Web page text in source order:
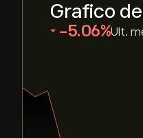
Grafico
‎-5.06‎ Ult.